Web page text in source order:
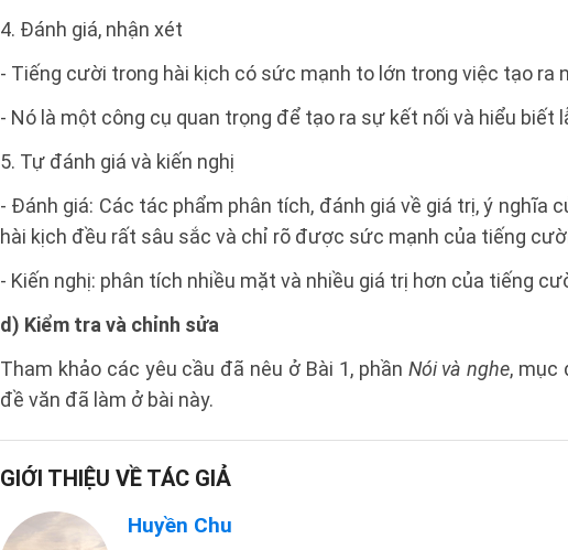
4. Đánh giá, nhận xét
- Tiếng cười trong hài kịch có sức mạnh to lớn trong việc tạo ra
- Nó là một công cụ quan trọng để tạo ra sự kết nối và hiểu biết
5. Tự đánh giá và kiến nghị
- Đánh giá: Các tác phẩm phân tích, đánh giá về giá trị, ý nghĩa
hài kịch đều rất sâu sắc và chỉ rõ được sức mạnh của tiếng
- Kiến nghị: phân tích nhiều mặt và nhiều giá trị hơn của tiếng
d) Kiểm tra và chỉnh sửa
Tham khảo các yêu cầu đã nêu ở Bài 1, phần Nói và nghe, mục
đề văn đã làm ở bài này.
GIỚI THIỆU VỀ TÁC GIẢ
Huyền Chu